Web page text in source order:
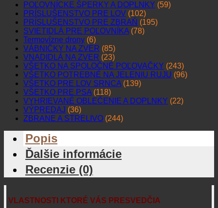
POĽOVNÍCKE ŠPERKY A DOPLNKY (59)
PRÍSLUŠENSTVO PRE LOV (102)
PRÍSLUŠENSTVO PRE ZBRAŇ (195)
SVIETIDLÁ PRE POĽOVNÍKA (78)
Termovízne drony (6)
VÁBNIČKY NA ZVER (85)
VNADIDLÁ NA ZVER (23)
VŠETKO NA SPOLOČNÉ POĽOVAČKY (243)
VŠETKO POTREBNÉ NA JELENIU RUJU (96)
VŠETKO PRE LOV SRNCA (139)
VŠETKO PRE PSA (118)
VYHRIEVANÉ OBLEČENIE A DOPLNKY (22)
VÝPREDAJ (36)
ZBRANE A STRELIVO (244)
Popis
Ďalšie informácie
Recenzie (0)
VLASTNOSTI KTORÉ VÁS PRESVEDČIA